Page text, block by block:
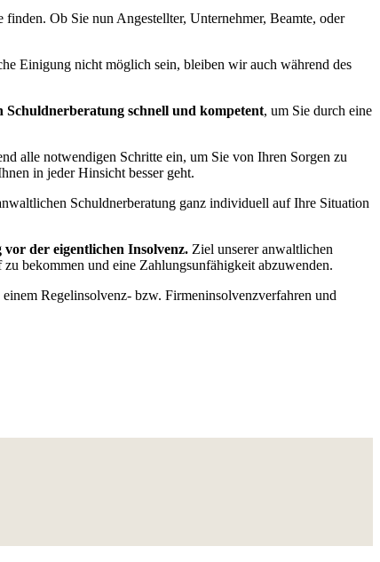
Ob Sie nun Angestellter, Unternehmer, Beamte, oder
Einigung nicht möglich sein, bleiben wir auch während des
schnell und kompetent, um Sie durch eine
alle notwendigen Schritte ein, um Sie von Ihren Sorgen zu
in jeder Hinsicht besser geht.
Schuldnerberatung ganz individuell auf Ihre Situation
der eigentlichen Insolvenz. Ziel unserer anwaltlichen
bekommen und eine Zahlungsunfähigkeit abzuwenden.
Regelinsolvenz- bzw. Firmeninsolvenzverfahren und